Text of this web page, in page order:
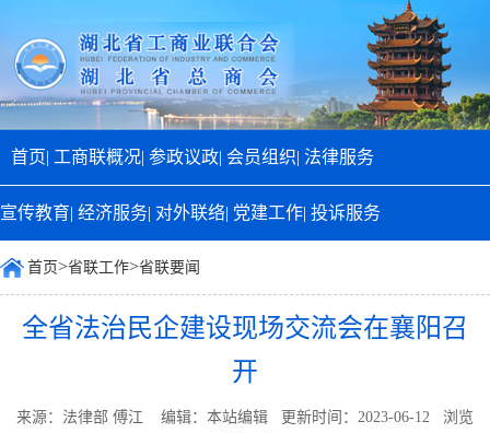
首页| 工商联概况| 参政议政| 会员组织| 法律服务
宣传教育| 经济服务| 对外联络| 党建工作| 投诉服务
首页>省联工作>省联要闻
全省法治民企建设现场交流会在襄阳召
开
来源：法律部 傅江 编辑：本站编辑 更新时间：2023-06-12 浏览